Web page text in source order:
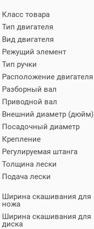
Класс товара
Тип двигателя
Вид двигателя
Режущий элемент
Тип ручки
Расположение двигателя
Разборный вал
Приводной вал
Внешний диаметр (дюйм)
Посадочный диаметр
Крепление
Регулируемая штанга
Толщина лески
Подача лески
Ширина скашивания для
ножа
Ширина скашивания для
диска